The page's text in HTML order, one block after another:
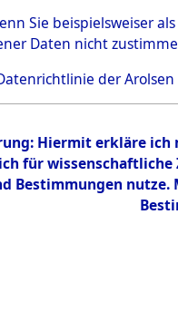
Sie beispielsweiser
Daten nicht
der Arolsen
Hiermit erkläre ich
für
Bestimmungen